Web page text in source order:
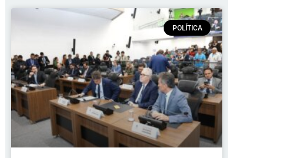
POLÍTICA